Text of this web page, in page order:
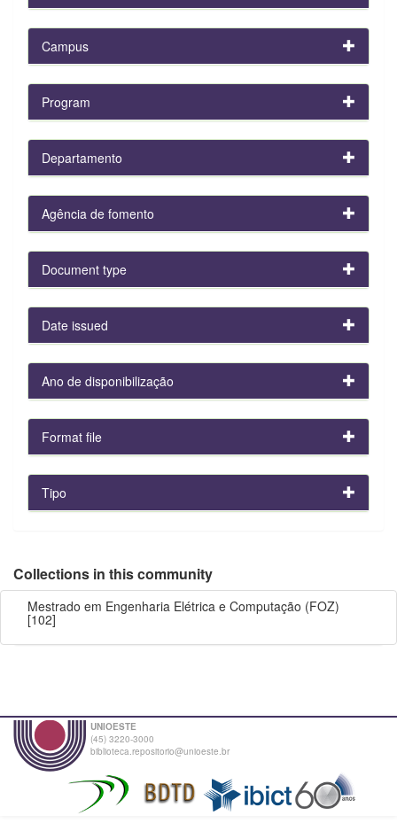
Campus
Program
Departamento
Agência de fomento
Document type
Date issued
Ano de disponibilização
Format file
Tipo
Collections in this community
Mestrado em Engenharia Elétrica e Computação (FOZ)
[102]
UNIOESTE
(45) 3220-3000
biblioteca.repositorio@unioeste.br